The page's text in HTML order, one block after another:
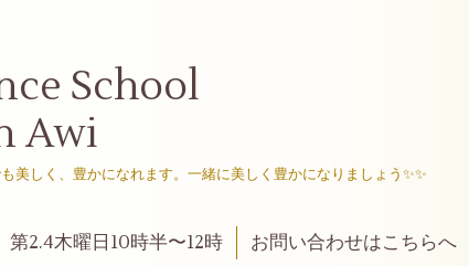
School
Awi
しく、豊かになれます。一緒に美しく豊かになりましょう✨✨
2.4木曜日10時半〜12時
お問い合わせはこちらへ